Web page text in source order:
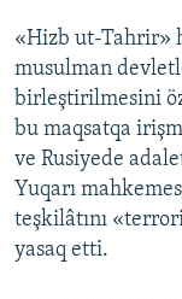
«Hizb ut-Tahrir»
musulman
birleştirilmesini öz
bu maqsatqa
ve Rusiyede
Yuqarı
teşkilâtını
yasaq etti.